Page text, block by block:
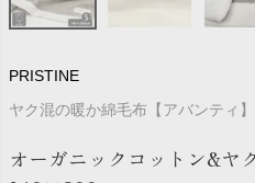
PRISTINE
ヤク混の暖か綿毛布【アバンティ】
オーガニックコットン&ヤ